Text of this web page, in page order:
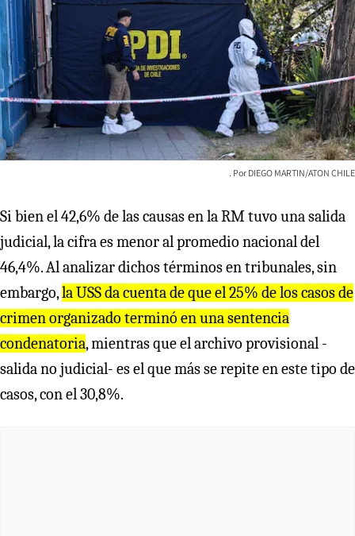
DIEGO MARTIN/ATON CHILE
Si bien el 42,6% de las causas en la RM tuvo una salida
judicial, la cifra es menor al promedio nacional del
46,4%. Al analizar dichos términos en tribunales, sin
embargo,la USS da cuenta de que el 25% de los casos de
crimen organizado terminó en una sentencia
condenatoria, mientras que el archivo provisional -
salida no judicial- es el que más se repite en este tipo de
casos, con el 30,8%.